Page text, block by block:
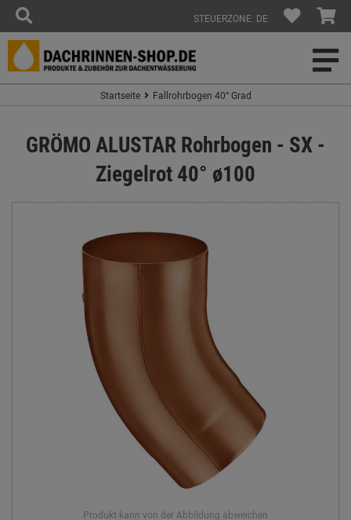
STEUERZONE: DE
Startseite Fallrohrbogen 40° Grad
GRÖMO ALUSTAR Rohrbogen - SX -
Ziegelrot 40° ø100